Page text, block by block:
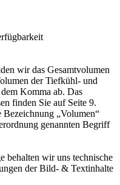
wir das Gesamtvolumen
der Tiefkühl- und
Komma ab. Das
finden Sie auf Seite 9.
„Volumen“
genannten Begriff
behalten wir uns technische
der Bild- & Textinhalte